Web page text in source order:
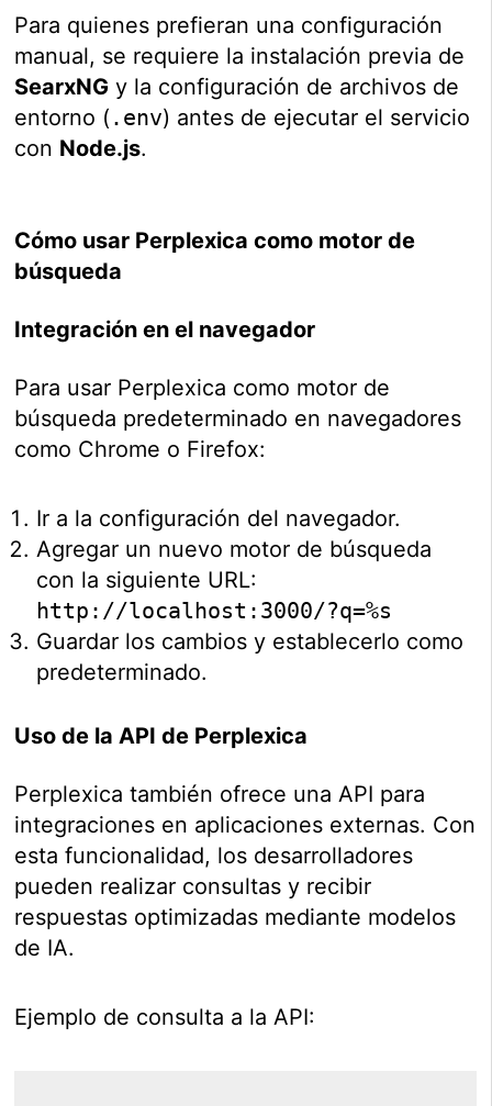
Para quienes prefieran una configuración
manual, se requiere la instalación previa de
SearxNG y la configuración de archivos de
entorno ( .env) antes de ejecutar el servicio
con Node.js.
Cómo usar Perplexica como motor de
búsqueda
Integración en el navegador
Para usar Perplexica como motor de
búsqueda predeterminado en navegadores
como Chrome o Firefox:
Ir a la configuración del navegador.
Agregar un nuevo motor de búsqueda
con la siguiente URL:
http://localhost:3000/?q=%s
Guardar los cambios y establecerlo como
predeterminado.
Uso de la API de Perplexica
Perplexica también ofrece una API para
integraciones en aplicaciones externas. Con
esta funcionalidad, los desarrolladores
pueden realizar consultas y recibir
respuestas optimizadas mediante modelos
de IA.
Ejemplo de consulta a la API: